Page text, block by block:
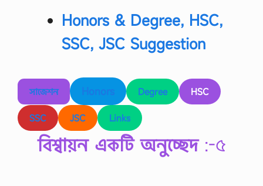
Honors & Degree, HSC,
SSC, JSC Suggestion
সাজেশন Honors Degree HSC
SSC JSC Links
বিশ্বায়ন একটি অনুচ্ছেদ:-৫